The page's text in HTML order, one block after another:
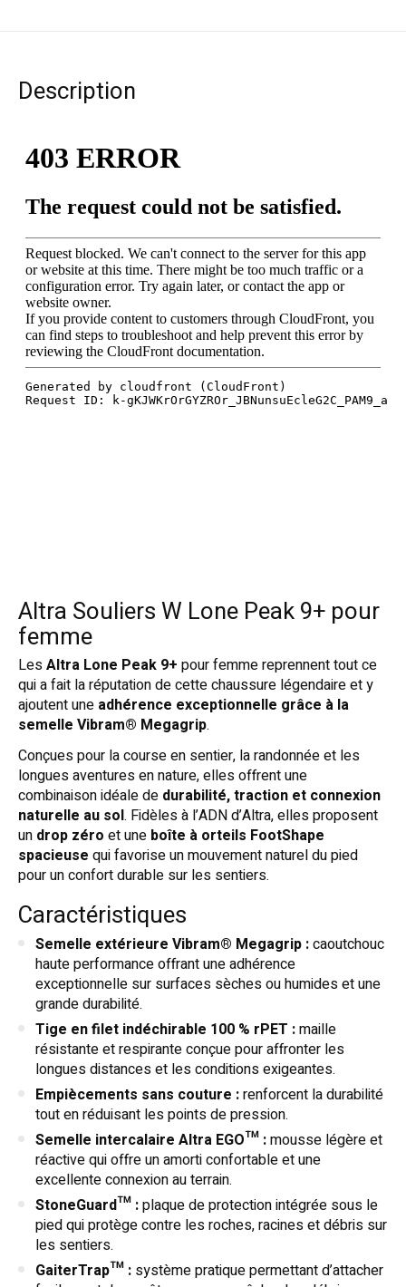
Description
Altra Souliers W Lone Peak 9+ pour
femme
LesAltra Lone Peak 9+ pour femme reprennent tout ce
qui a fait la réputation de cette chaussure légendaire et y
ajoutent une adhérence exceptionnelle grâce à la
semelle Vibram® Megagrip.
Conçues pour la course en sentier, la randonnée et les
longues aventures en nature, elles offrent une
combinaison idéale de durabilité, traction et connexion
naturelle au sol. Fidèles à l’ADN d’Altra, elles proposent
un drop zéro et une boîte à orteils FootShape
spacieuse qui favorise un mouvement naturel du pied
pour un confort durable sur les sentiers.
Caractéristiques
Semelle extérieure Vibram® Megagrip :caoutchouc
haute performance offrant une adhérence
exceptionnelle sur surfaces sèches ou humides et une
grande durabilité.
Tige en filet indéchirable 100 % rPET :maille
résistante et respirante conçue pour affronter les
longues distances et les conditions exigeantes.
Empiècements sans couture :renforcent la durabilité
tout en réduisant les points de pression.
Semelle intercalaire Altra EGO™ :mousse légère et
réactive qui offre un amorti confortable et une
excellente connexion au terrain.
StoneGuard™ :plaque de protection intégrée sous le
pied qui protège contre les roches, racines et débris sur
les sentiers.
GaiterTrap™ : système pratique permettant d’attacher